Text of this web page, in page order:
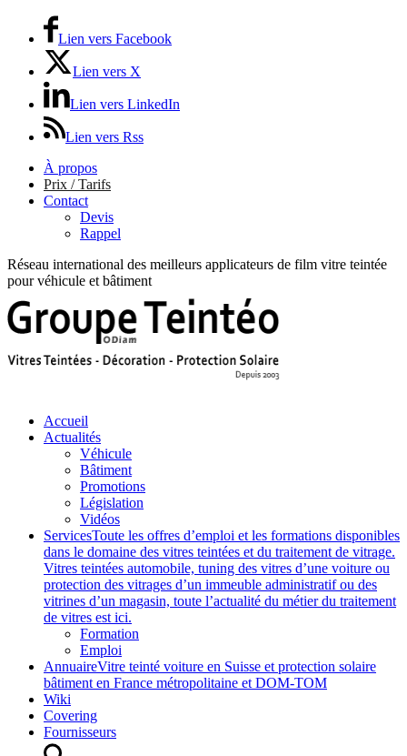
Lien vers Facebook
Lien vers X
Lien vers LinkedIn
Lien vers Rss
À propos
Prix / Tarifs
Contact
Devis
Rappel
Réseau international des meilleurs applicateurs de film vitre teintée
pour véhicule et bâtiment
Accueil
Actualités
Véhicule
Bâtiment
Promotions
Législation
Vidéos
ServicesToute les offres d’emploi et les formations disponibles
dans le domaine des vitres teintées et du traitement de vitrage.
Vitres teintées automobile, tuning des vitres d’une voiture ou
protection des vitrages d’un immeuble administratif ou des
vitrines d’un magasin, toute l’actualité du métier du traitement
de vitres est ici.
Formation
Emploi
AnnuaireVitre teinté voiture en Suisse et protection solaire
bâtiment en France métropolitaine et DOM-TOM
Wiki
Covering
Fournisseurs